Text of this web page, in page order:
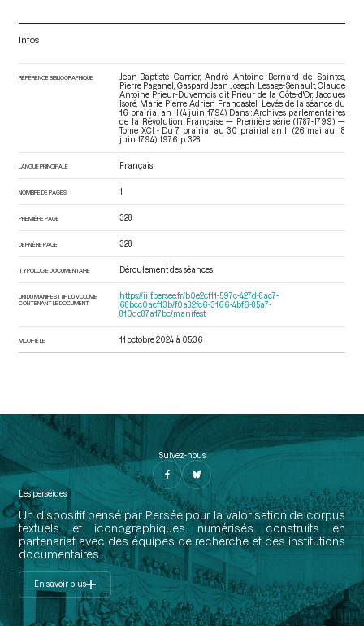
Infos
RÉFÉRENCE BIBLIOGRAPHIQUE
Jean-Baptiste Carrier, André Antoine Bernard de Saintes,
Pierre Paganel, Gaspard Jean Joseph Lesage-Senault, Claude
Antoine Prieur-Duvernois dit Prieur de la Côte-d'Or, Jacques
Isoré, Marie Pierre Adrien Francastel. Levée de la séance du
16 prairial an II (4 juin 1794). Dans : Archives parlementaires
de la Révolution Française — Première série (1787-1799) —
Tome XCI - Du 7 prairial au 30 prairial an II (26 mai au 18
juin 1794) . 1976. p. 328.
LANGUE PRINCIPALE Français
NOMBRE DE PAGES 1
PREMIÈRE PAGE 328
DERNIÈRE PAGE 328
TYPOLOGIE DOCUMENTAIRE Déroulement des séances
URI DU MANIFEST IIIF DU VOLUME
CONTENANT LE DOCUMENT
https://iiif.persee.fr/b0e2cf11-597c-427d-8ac7-
68bcc0acf13b/f0a82fc6-3166-4bf6-85a7-
810dc87a17bc/manifest
MODIFIÉ LE 11 octobre 2024 à 05:36
Suivez-nous
Les perséides
Un dispositif pensé par Persée pour la valorisation de corpus
textuels et iconographiques numérisés construits en
partenariat avec des équipes de recherche et des institutions
documentaires.
En savoir plus